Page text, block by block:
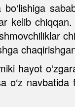
kelib
hayot